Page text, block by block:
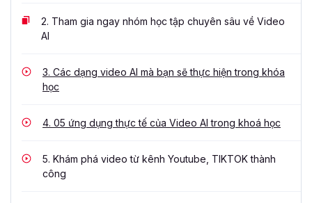
2. Tham gia ngay nhóm học tập chuyên sâu về Video
AI
3. Các dạng video AI mà bạn sẽ thực hiện trong khóa
học
4. 05 ứng dụng thực tế của Video AI trong khoá học
5. Khám phá video từ kênh Youtube, TIKTOK thành
công